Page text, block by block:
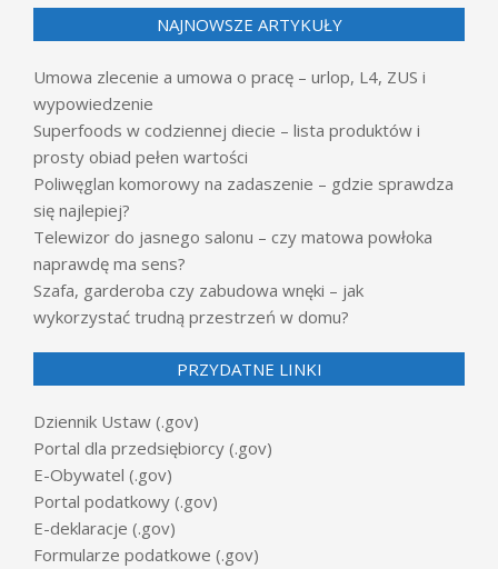
NAJNOWSZE ARTYKUŁY
Umowa zlecenie a umowa o pracę – urlop, L4, ZUS i
wypowiedzenie
Superfoods w codziennej diecie – lista produktów i
prosty obiad pełen wartości
Poliwęglan komorowy na zadaszenie – gdzie sprawdza
się najlepiej?
Telewizor do jasnego salonu – czy matowa powłoka
naprawdę ma sens?
Szafa, garderoba czy zabudowa wnęki – jak
wykorzystać trudną przestrzeń w domu?
PRZYDATNE LINKI
Dziennik Ustaw (.gov)
Portal dla przedsiębiorcy (.gov)
E-Obywatel (.gov)
Portal podatkowy (.gov)
E-deklaracje (.gov)
Formularze podatkowe (.gov)